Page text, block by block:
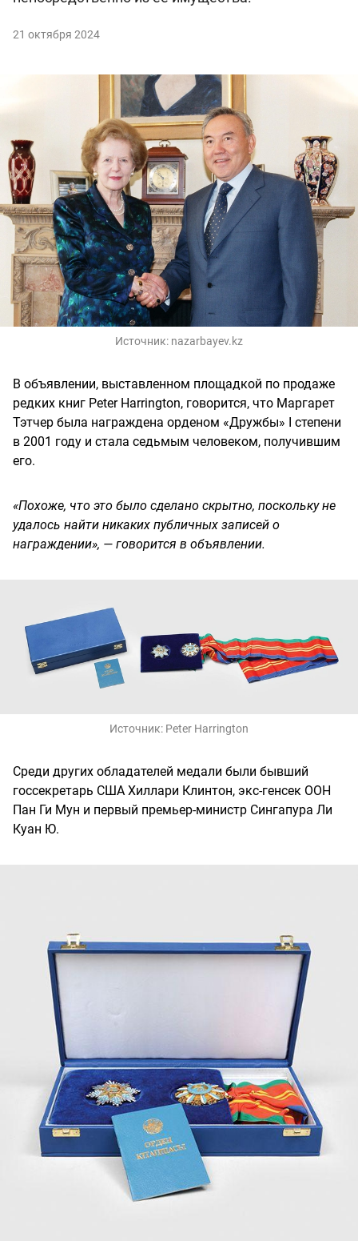
21 октября 2024
Источник: nazarbayev.kz
В объявлении, выставленном площадкой по продаже
редких книг Peter Harrington, говорится, что Маргарет
Тэтчер была награждена орденом «Дружбы» I степени
в 2001 году и стала седьмым человеком, получившим
его.
«Похоже, что это было сделано скрытно, поскольку не
удалось найти никаких публичных записей о
награждении», — говорится в объявлении.
Источник: Peter Harrington
Среди других обладателей медали были бывший
госсекретарь США Хиллари Клинтон, экс-генсек ООН
Пан Ги Мун и первый премьер-министр Сингапура Ли
Куан Ю.